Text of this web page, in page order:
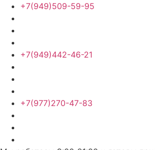
+7(949)509-59-95
+7(949)442-46-21
+7(977)270-47-83